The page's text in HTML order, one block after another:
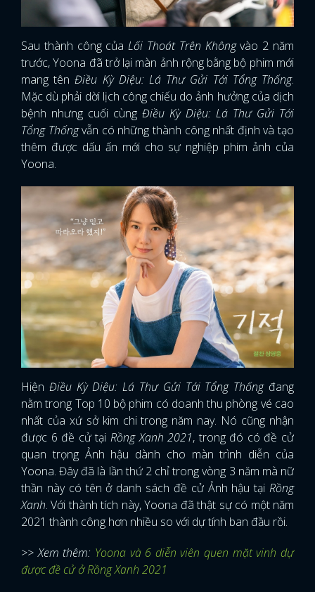
FACEBOOK GOOGLE
Sau thành công củaLối Thoát Trên Khôngvào 2 năm
trước, Yoona đã trở lại màn ảnh rộng bằng bộ phim mới
mang tênĐiều Kỳ Diệu: Lá Thư Gửi Tới Tổng Thống.
Mặc dù phải dời lịch công chiếu do ảnh hưởng của dịch
bệnh nhưng cuối cùng Điều Kỳ Diệu: Lá Thư Gửi Tới
Tổng Thốngvẫn có những thành công nhất định và tạo
thêm được dấu ấn mới cho sự nghiệp phim ảnh của
Yoona.
Hiện Điều Kỳ Diệu: Lá Thư Gửi Tới Tổng Thốngđang
nằm trong Top 10 bộ phim có doanh thu phòng vé cao
nhất của xứ sở kim chi trong năm nay. Nó cũng nhận
được 6 đề cử tại Rồng Xanh 2021, trong đó có đề cử
quan trọng Ảnh hậu dành cho màn trình diễn của
Yoona. Đây đã là lần thứ 2 chỉ trong vòng 3 năm mà nữ
thần này có tên ở danh sách đề cử Ảnh hậu tại Rồng
Xanh. Với thành tích này, Yoona đã thật sự có một năm
2021 thành công hơn nhiều so với dự tính ban đầu rồi.
>> Xem thêm: Yoona và 6 diễn viên quen mặt vinh dự
được đề cử ở Rồng Xanh 2021